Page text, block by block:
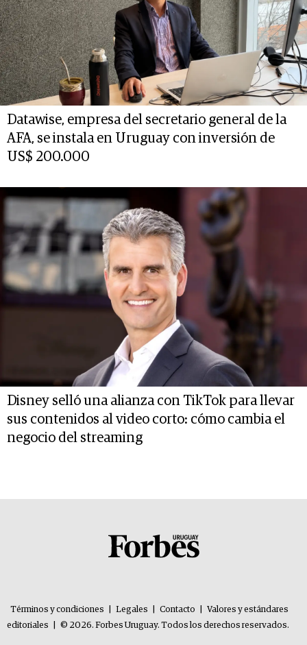
Datawise, empresa del secretario general de la
AFA, se instala en Uruguay con inversión de
US$ 200.000
Disney selló una alianza con TikTok para llevar
sus contenidos al video corto: cómo cambia el
negocio del streaming
Términos y condiciones Legales Contacto
Valores y estándares
editoriales
© 2026. Forbes Uruguay. Todos los derechos reservados.